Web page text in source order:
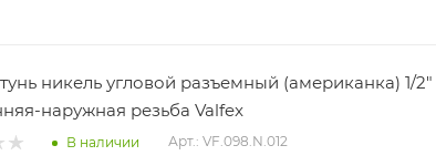
никель угловой разъемный (американка) 1/2"
наружная резьба Valfex
В наличии Арт.: VF.098.N.012